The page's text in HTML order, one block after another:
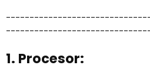
1. Procesor: